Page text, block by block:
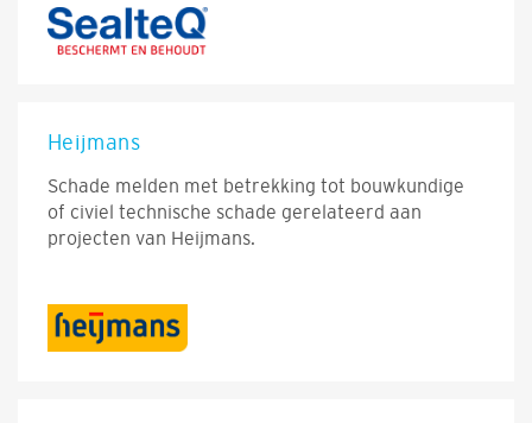
Heijmans
Schade melden met betrekking tot bouwkundige
of civiel technische schade gerelateerd aan
projecten van Heijmans.